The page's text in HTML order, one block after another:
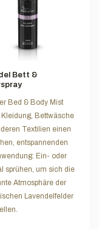
Bett &
Bed & Body Mist
Bettwäsche
Textilien einen
entspannenden
Ein- oder
sprühen, um sich die
Atmosphäre der
Lavendelfelder